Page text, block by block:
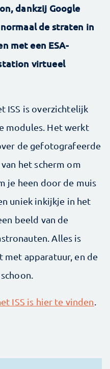
dankzij Google
de straten in
met een ESA-
virtueel
ISS is overzichtelijk
modules. Het werkt
de gefotografeerde
het scherm om
je heen door de muis
uniek inkijkje in het
beeld van de
Alles is
met apparatuur, en de
ISS is hier te vinden